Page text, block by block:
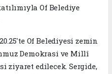
Of Belediye
Of Belediyesi zemin
Demokrasi ve Millî
ziyaret edilecek. Sergide,